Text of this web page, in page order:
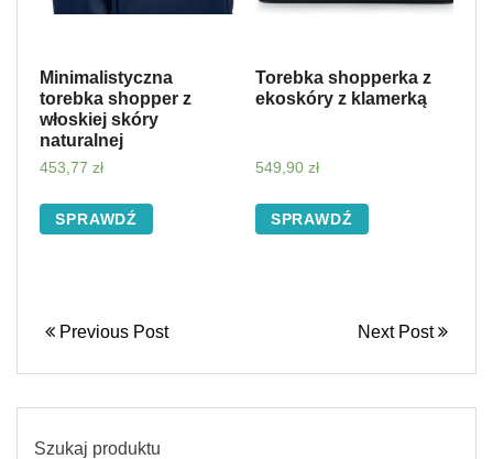
Minimalistyczna
torebka shopper z
włoskiej skóry
naturalnej
453,77 zł
SPRAWDŹ
Torebka shopperka z
ekoskóry z klamerką
549,90 zł
SPRAWDŹ
Previous Post Next Post
Szukaj produktu